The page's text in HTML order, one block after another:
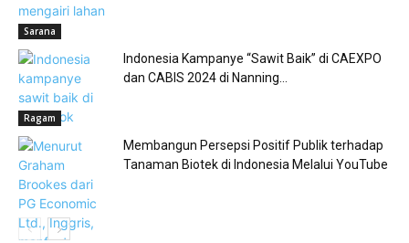
Sarana
Ragam
Indonesia Kampanye “Sawit Baik” di CAEXPO
dan CABIS 2024 di Nanning...
Membangun Persepsi Positif Publik terhadap
Tanaman Biotek di Indonesia Melalui YouTube